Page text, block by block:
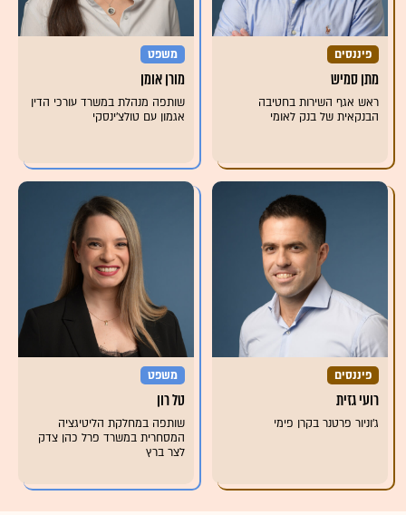
פיננסים
מתן סמיש
ראש אגף השירות בחטיבה
הבנקאית של בנק לאומי
משפט
מורן אומן
שותפה מנהלת במשרד עורכי הדין
אגמון עם טולצ'ינסקי
פיננסים
רועי גזית
ג'וניור פרטנר בקרן פימי
משפט
טל רון
שותפה במחלקת הליטיגציה
המסחרית במשרד פרל כהן צדק
לצר ברץ